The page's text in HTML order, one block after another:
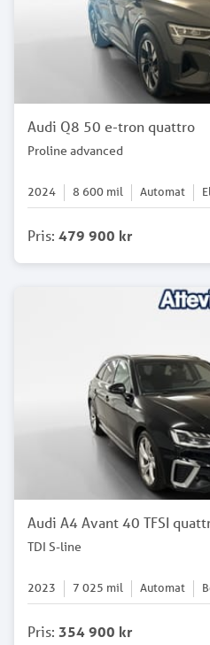
Audi Q8 50 e-tron quattro
Proline advanced
2024 8 600 mil Automat
Pris: 479 900 kr
Audi A4 Avant 40 TFSI
TDI S-line
2023 7 025 mil Automat
Pris: 354 900 kr